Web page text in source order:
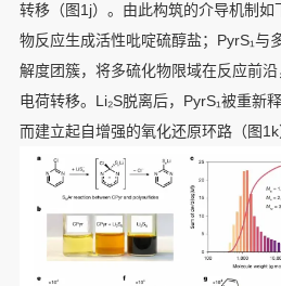
转移（图1j）。由此构筑的介导机制
物反应生成活性吡啶硫醇盐；PyrS₁与
解度团簇，将多硫化物限域在反应前
电荷转移。Li₂S脱离后，PyrS₁被重新
而建立起自增强的氧化还原环路（图1k